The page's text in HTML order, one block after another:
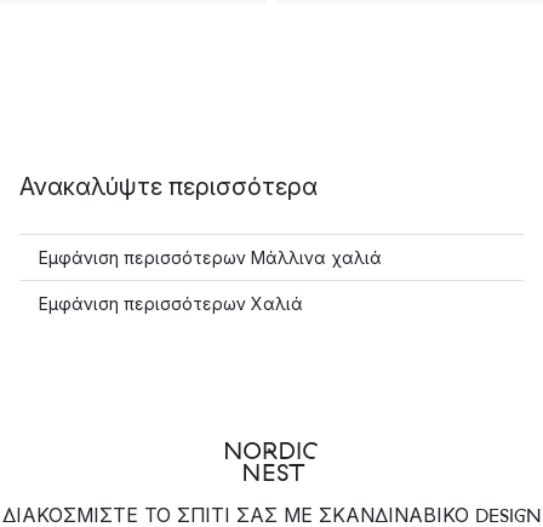
Ανακαλύψτε περισσότερα
Εμφάνιση περισσότερων Μάλλινα χαλιά
Εμφάνιση περισσότερων Χαλιά
ΔΙΑΚΟΣΜΙΣΤΕ ΤΟ ΣΠΙΤΙ ΣΑΣ ΜΕ ΣΚΑΝΔΙΝΑΒΙΚΟ DESIGN